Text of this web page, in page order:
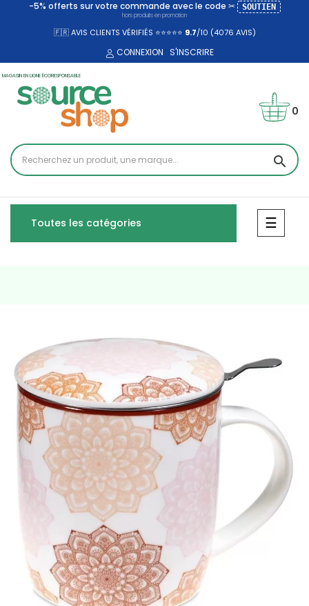
-5% offerts sur votre commande avec le code ✂ SOUTIEN
hors produits en promotion
🇫🇷 AVIS CLIENTS VÉRIFIÉS ⭐⭐⭐⭐⭐ 9.7/10 (4076 AVIS)
CONNEXION S'INSCRIRE
MAGASIN EN LIGNE ÉCORESPONSABLE
search
0
Toutes les catégories ☰